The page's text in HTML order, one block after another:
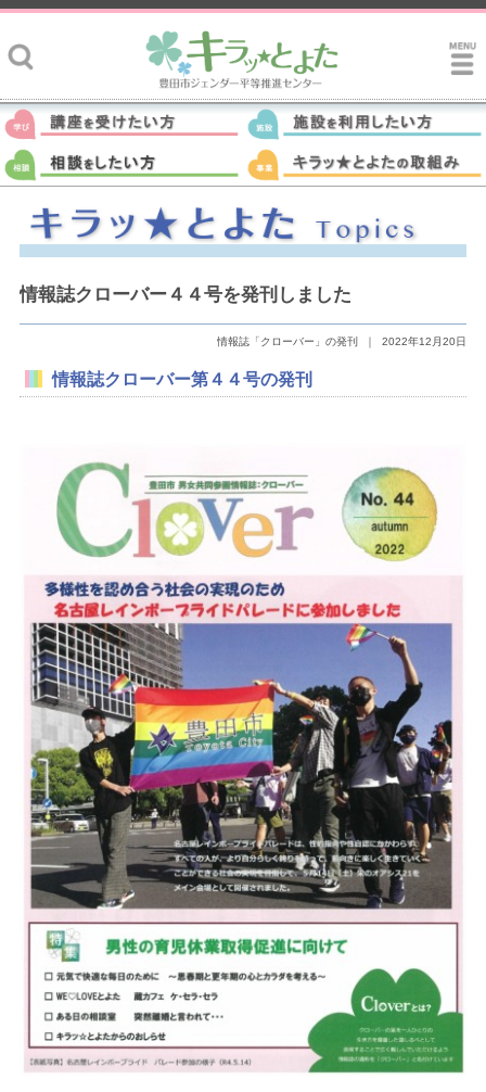
情報誌クローバー４４号を発刊しました
情報誌「クローバー」の発刊 ｜ 2022年12月20日
情報誌クローバー第４４号の発刊